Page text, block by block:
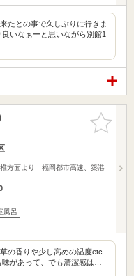
たとの事で久しぶりに行きま
いなぁーと思いながら別館1
お気に入
りに追加
椎方面より 福岡都市高速、築港
風呂
の香りや少し高めの温度etc..
があって、でも清潔感は…